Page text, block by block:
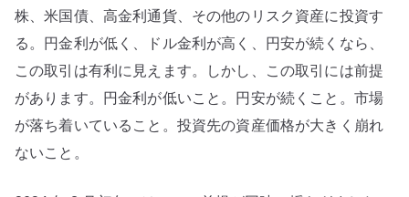
株、米国債、高金利通貨、その他のリスク資産に投資す
る。円金利が低く、ドル金利が高く、円安が続くなら、
この取引は有利に見えます。しかし、この取引には前提
があります。円金利が低いこと。円安が続くこと。市場
が落ち着いていること。投資先の資産価格が大きく崩れ
ないこと。